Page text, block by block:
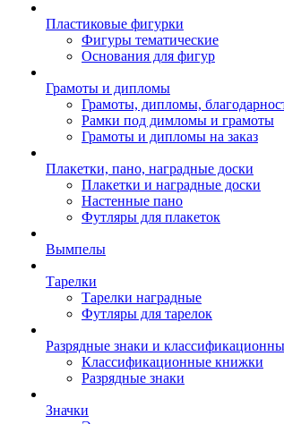
Пластиковые фигурки
Фигуры тематические
Основания для фигур
Грамоты и дипломы
Грамоты, дипломы,
Рамки под димломы и грамоты
Грамоты и дипломы на заказ
Плакетки, пано, наградные доски
Плакетки и наградные доски
Настенные пано
Футляры для плакеток
Вымпелы
Тарелки
Тарелки наградные
Футляры для тарелок
Разрядные знаки и
Классификационные книжки
Разрядные знаки
Значки